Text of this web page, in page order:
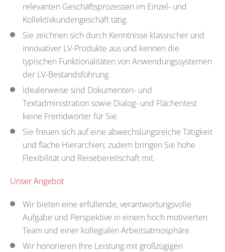
relevanten Geschäftsprozessen im Einzel- und
Kollektivkundengeschäft tätig.
Sie zeichnen sich durch Kenntnisse klassischer und
innovativer LV-Produkte aus und kennen die
typischen Funktionalitäten von Anwendungssystemen
der LV-Bestandsführung.
Idealerweise sind Dokumenten- und
Textadministration sowie Dialog- und Flächentest
keine Fremdwörter für Sie.
Sie freuen sich auf eine abwechslungsreiche Tätigkeit
und flache Hierarchien; zudem bringen Sie hohe
Flexibilität und Reisebereitschaft mit.
Unser Angebot
Wir bieten eine erfüllende, verantwortungsvolle
Aufgabe und Perspektive in einem hoch motivierten
Team und einer kollegialen Arbeitsatmosphäre.
Wir honorieren Ihre Leistung mit großzügigen